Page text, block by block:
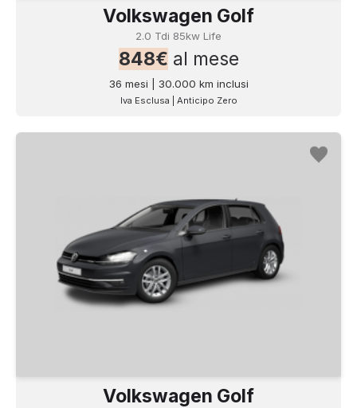
Volkswagen Golf
2.0 Tdi 85kw Life
848€ al mese
36 mesi | 30.000 km inclusi
Iva Esclusa | Anticipo Zero
Volkswagen Golf